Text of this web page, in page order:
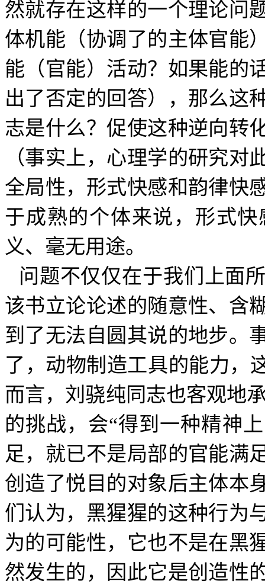
然就存在这样的一个理论问
体机能（协调了的主体官能
能（官能）活动？如果能的
出了否定的回答），那么这
志是什么？促使这种逆向转
（事实上，心理学的研究
全局性，形式快感和韵律快
于成熟的个体来说，形式
义、毫无用途。
问题不仅仅在于我们上面
该书立论论述的随意性、含
到了无法自圆其说的地步。
了，动物制造工具的能力，
而言，刘骁纯同志也客观地
的挑战，会“得到一种精神
足，就已不是局部的官能满
创造了悦目的对象后主体本
们认为，黑猩猩的这种行为
为的可能性，它也不是在黑
然发生的，因此它是创造性